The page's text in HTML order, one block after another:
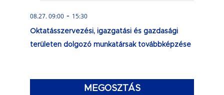
08.27. 09:00 - 15:30
Oktatásszervezési, igazgatási és gazdasági
területen dolgozó munkatársak továbbképzése
MEGOSZTÁS